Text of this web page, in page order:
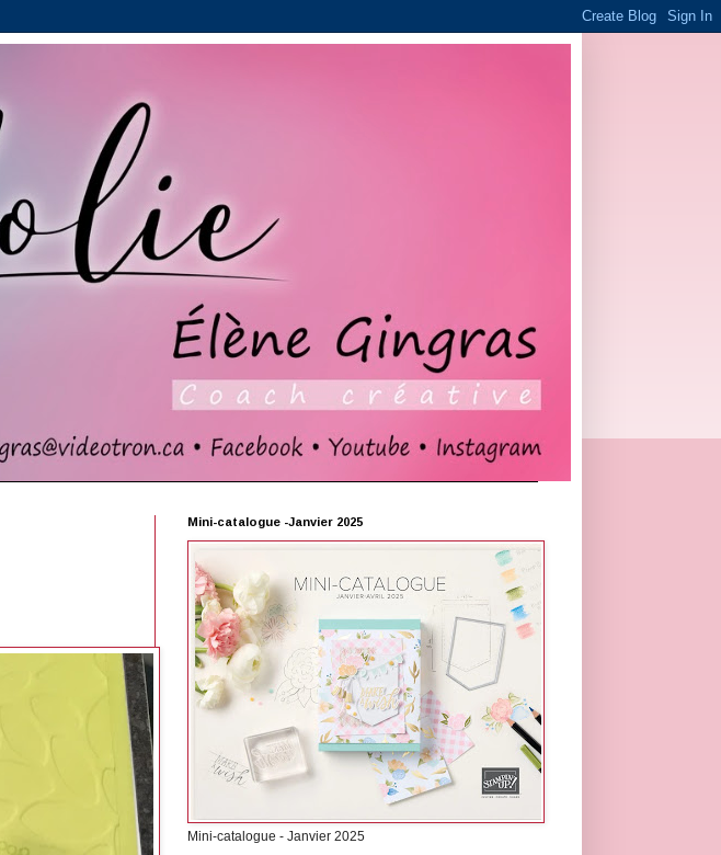
Mini-catalogue -Janvier 2025
Mini-catalogue - Janvier 2025